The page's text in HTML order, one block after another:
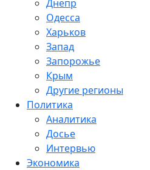
Днепр
Одесса
Харьков
Запад
Запорожье
Крым
Другие регионы
Политика
Аналитика
Досье
Интервью
Экономика